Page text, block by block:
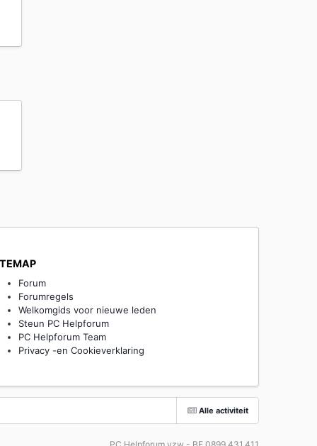
Forum
Forumregels
Welkomgids voor nieuwe leden
Steun PC Helpforum
PC Helpforum Team
Privacy -en Cookieverklaring
Alle activiteit